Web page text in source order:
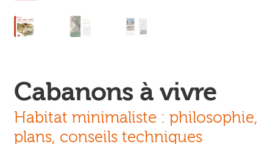
Cabanons à vivre
Habitat minimaliste : philosophie,
plans, conseils techniques